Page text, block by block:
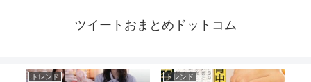
ツイートおまとめドットコム
トレンド トレンド